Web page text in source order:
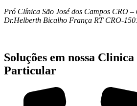
Pró Clínica São José dos Campos CRO –
Dr.Helberth Bicalho França RT CRO-
Soluções em nossa
Particular